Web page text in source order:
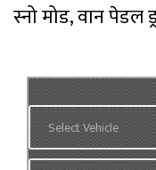
स्नो मोड, वान पेडल
Select Vehicle